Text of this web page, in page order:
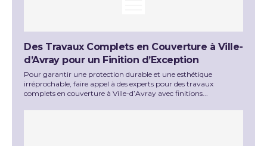
Des Travaux Complets en Couverture à Ville-
d’Avray pour un Finition d’Exception
Pour garantir une protection durable et une esthétique
irréprochable, faire appel à des experts pour des travaux
complets en couverture à Ville-d’Avray avec finitions...